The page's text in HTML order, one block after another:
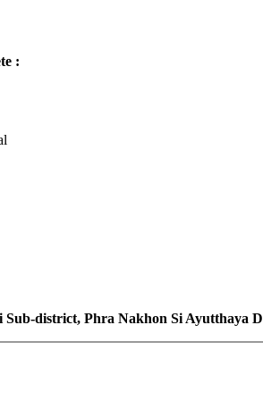
:
district, Phra Nakhon Si Ayutthaya